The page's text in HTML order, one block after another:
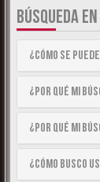
BÚSQUEDA
¿Cómo se
¿Por qué mi
¿Por qué mi
¿Cómo busco